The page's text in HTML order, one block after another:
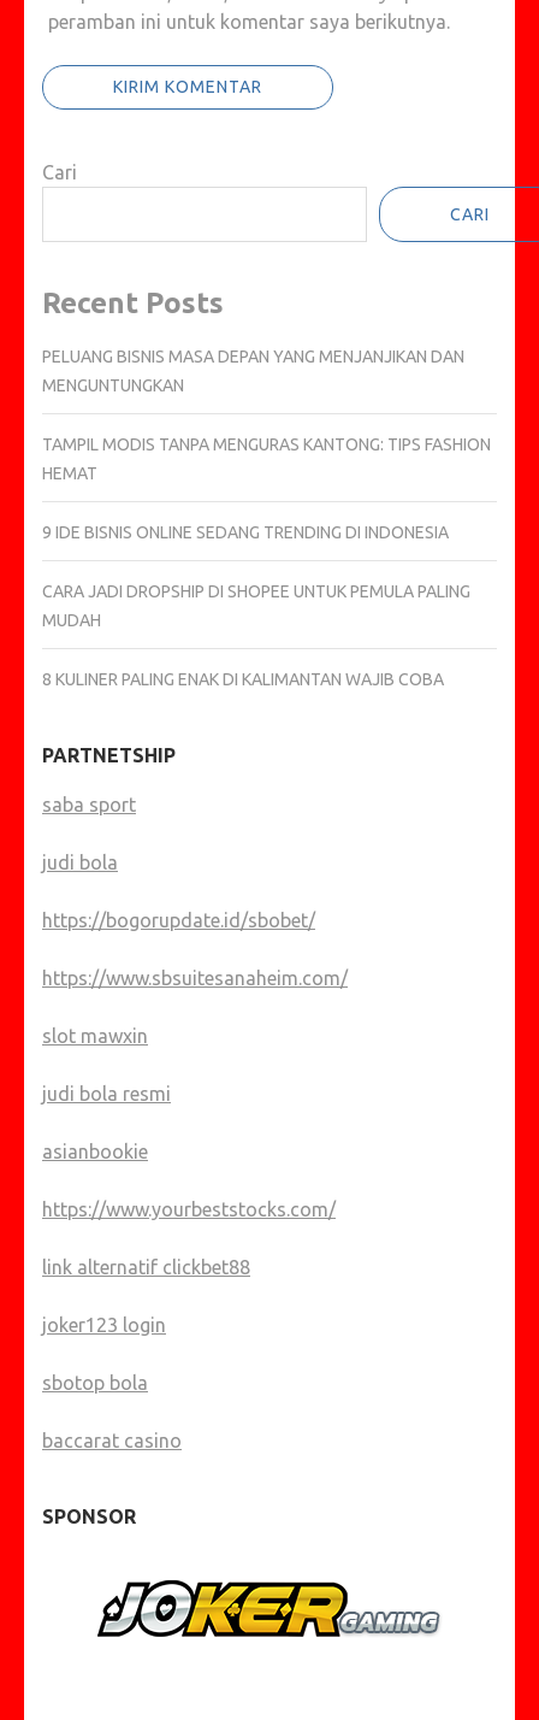
peramban ini untuk komentar saya berikutnya.
Cari
CARI
Recent Posts
PELUANG BISNIS MASA DEPAN YANG MENJANJIKAN DAN
MENGUNTUNGKAN
TAMPIL MODIS TANPA MENGURAS KANTONG: TIPS FASHION
HEMAT
9 IDE BISNIS ONLINE SEDANG TRENDING DI INDONESIA
CARA JADI DROPSHIP DI SHOPEE UNTUK PEMULA PALING
MUDAH
8 KULINER PALING ENAK DI KALIMANTAN WAJIB COBA
PARTNETSHIP
saba sport
judi bola
https://bogorupdate.id/sbobet/
https://www.sbsuitesanaheim.com/
slot mawxin
judi bola resmi
asianbookie
https://www.yourbeststocks.com/
link alternatif clickbet88
joker123 login
sbotop bola
baccarat casino
SPONSOR